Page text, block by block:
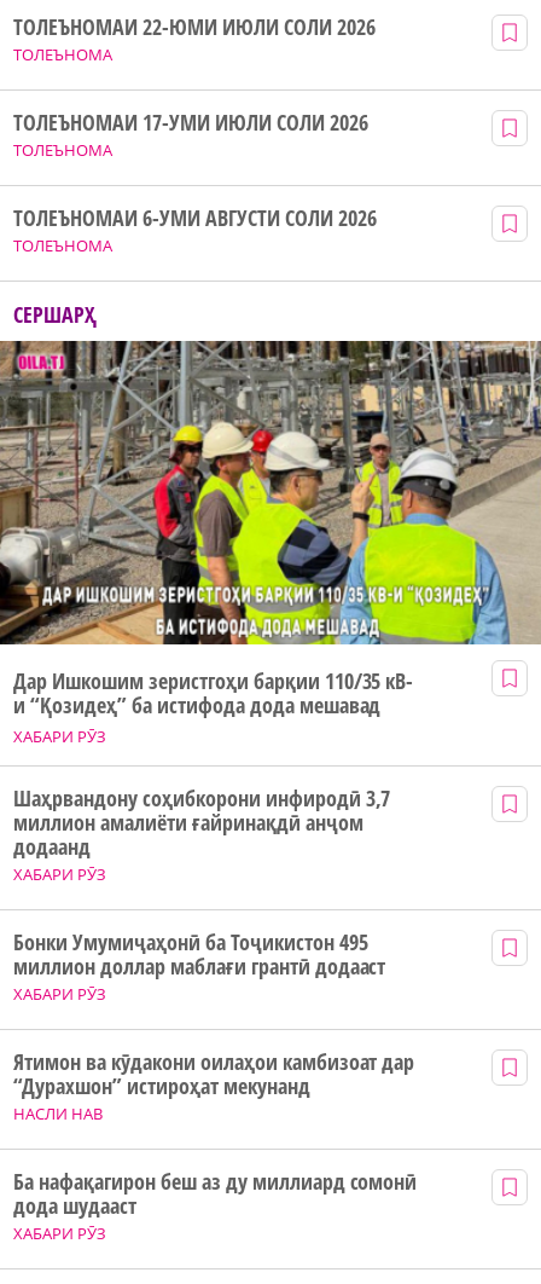
ТОЛЕЪНОМА
ТОЛЕЪНОМАИ 22-ЮМИ ИЮЛИ СОЛИ 2026
ТОЛЕЪНОМА
ТОЛЕЪНОМАИ 17-УМИ ИЮЛИ СОЛИ 2026
ТОЛЕЪНОМА
ТОЛЕЪНОМАИ 6-УМИ АВГУСТИ СОЛИ 2026
СЕРШАРҲ
ХАБАРИ РӮЗ
Дар Ишкошим зеристгоҳи барқии 110/35 кВ-
и “Қозидеҳ” ба истифода дода мешавад
ХАБАРИ РӮЗ
Шаҳрвандону соҳибкорони инфиродӣ 3,7
миллион амалиёти ғайринақдӣ анҷом
додаанд
ХАБАРИ РӮЗ
Бонки Умумиҷаҳонӣ ба Тоҷикистон 495
миллион доллар маблағи грантӣ додааст
НАСЛИ НАВ
Ятимон ва кӯдакони оилаҳои камбизоат дар
“Дурахшон” истироҳат мекунанд
ХАБАРИ РӮЗ
Ба нафақагирон беш аз ду миллиард сомонӣ
дода шудааст